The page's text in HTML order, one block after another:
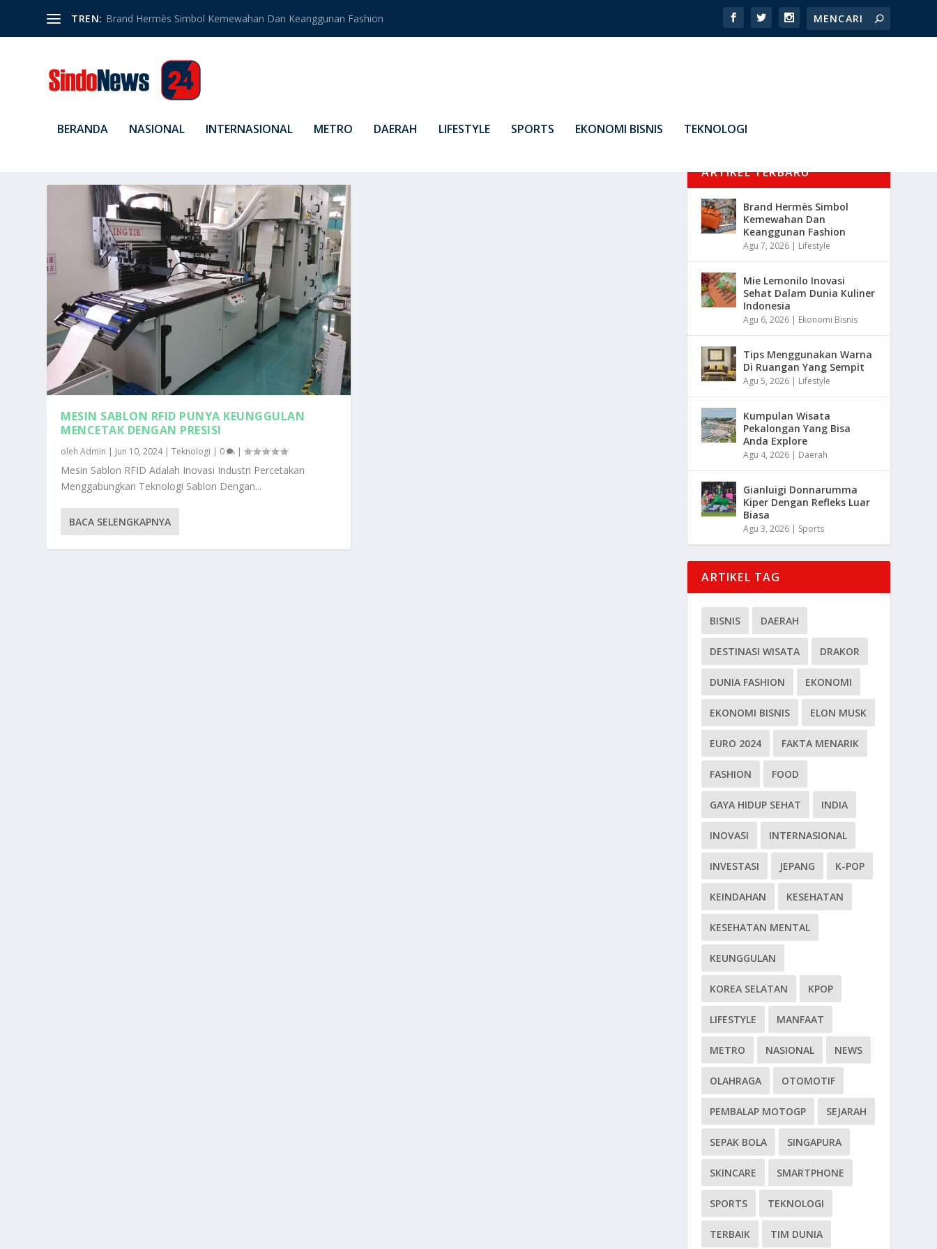
TREN: Brand Hermès Simbol Kemewahan Dan Keanggunan Fashion
BERANDA NASIONAL INTERNASIONAL METRO DAERAH LIFESTYLE SPORTS EKONOMI BISNIS TEKNOLOGI
MESIN SABLON RFID PUNYA KEUNGGULAN
MENCETAK DENGAN PRESISI
olehAdmin | Jun 10, 2024|Teknologi | 0 |
Mesin Sablon RFID Adalah Inovasi Industri Percetakan
Menggabungkan Teknologi Sablon Dengan...
BACA SELENGKAPNYA
ARTIKEL TERBARU
Brand Hermès Simbol
Kemewahan Dan
Keanggunan Fashion
Agu 7, 2026 | Lifestyle
Mie Lemonilo Inovasi
Sehat Dalam Dunia Kuliner
Indonesia
Agu 6, 2026 | Ekonomi Bisnis
Tips Menggunakan Warna
Di Ruangan Yang Sempit
Agu 5, 2026 | Lifestyle
Kumpulan Wisata
Pekalongan Yang Bisa
Anda Explore
Agu 4, 2026 | Daerah
Gianluigi Donnarumma
Kiper Dengan Refleks Luar
Biasa
Agu 3, 2026 | Sports
ARTIKEL TAG
BISNIS DAERAH
DESTINASI WISATA DRAKOR
DUNIA FASHION EKONOMI
EKONOMI BISNIS ELON MUSK
EURO 2024 FAKTA MENARIK
FASHION FOOD
GAYA HIDUP SEHAT INDIA
INOVASI INTERNASIONAL
INVESTASI JEPANG K-POP
KEINDAHAN KESEHATAN
KESEHATAN MENTAL
KEUNGGULAN
KOREA SELATAN KPOP
LIFESTYLE MANFAAT
METRO NASIONAL NEWS
OLAHRAGA OTOMOTIF
PEMBALAP MOTOGP SEJARAH
SEPAK BOLA SINGAPURA
SKINCARE SMARTPHONE
SPORTS TEKNOLOGI
TERBAIK TIM DUNIA